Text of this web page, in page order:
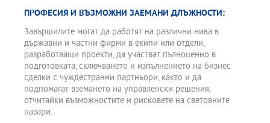
ПРОФЕСИЯ И ВЪЗМОЖНИ ЗАЕМАНИ ДЛЪЖНОСТИ:
Завършилите могат да работят на различни нива в
държавни и частни фирми в екипи или отдели,
разработващи проекти, да участват пълноценно в
подготовката, сключването и изпълнението на бизнес
сделки с чуждестранни партньори, както и да
подпомагат вземането на управленски решения,
отчитайки възможностите и рисковете на световните
пазари.